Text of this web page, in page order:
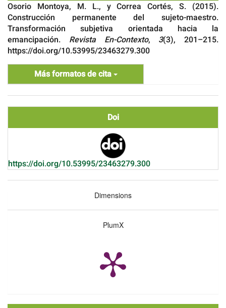
Osorio Montoya, M. L., y Correa Cortés, S. (2015).
Construcción permanente del sujeto-maestro.
Transformación subjetiva orientada hacia la
emancipación. Revista En-Contexto, 3(3), 201–215.
https://doi.org/10.53995/23463279.300
Más formatos de cita
Doi
https://doi.org/10.53995/23463279.300
Dimensions
PlumX